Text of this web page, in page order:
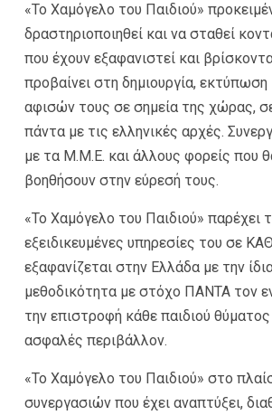
«Το Χαμόγελο του Παιδιού»
δραστηριοποιηθεί και να σταθεί
που έχουν εξαφανιστεί και
προβαίνει στη δημιουργία, εκτύπωση
αφισών τους σε σημεία της χώρας,
πάντα με τις ελληνικές αρχές.
με τα Μ.Μ.Ε. και άλλους φορείς που
βοηθήσουν στην εύρεσή τους.
«Το Χαμόγελο του Παιδιού» παρέχει
εξειδικευμένες υπηρεσίες του σε
εξαφανίζεται στην Ελλάδα με την
μεθοδικότητα με στόχο ΠΑΝΤΑ τον
την επιστροφή κάθε παιδιού
ασφαλές περιβάλλον.
«Το Χαμόγελο του Παιδιού» στο
συνεργασιών που έχει αναπτύξει,